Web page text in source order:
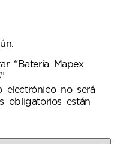
“Batería Mapex
electrónico no será
obligatorios están